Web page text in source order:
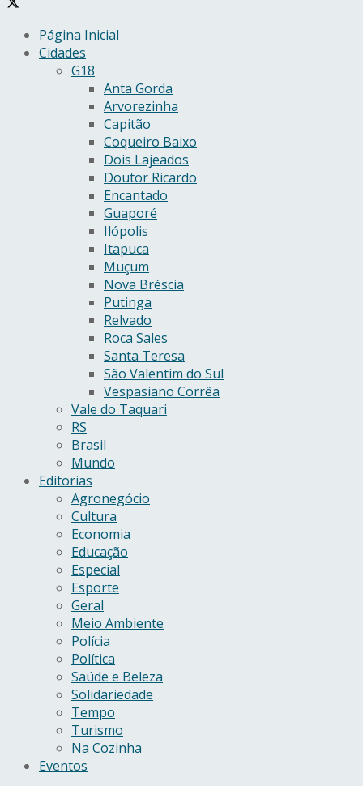
Página Inicial
Cidades
G18
Anta Gorda
Arvorezinha
Capitão
Coqueiro Baixo
Dois Lajeados
Doutor Ricardo
Encantado
Guaporé
Ilópolis
Itapuca
Muçum
Nova Bréscia
Putinga
Relvado
Roca Sales
Santa Teresa
São Valentim do Sul
Vespasiano Corrêa
Vale do Taquari
RS
Brasil
Mundo
Editorias
Agronegócio
Cultura
Economia
Educação
Especial
Esporte
Geral
Meio Ambiente
Polícia
Política
Saúde e Beleza
Solidariedade
Tempo
Turismo
Na Cozinha
Eventos